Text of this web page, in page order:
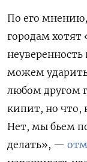
По его
городам хотят
можем
любом другом
кипит, но что,
Нет, мы бьем
делать», —